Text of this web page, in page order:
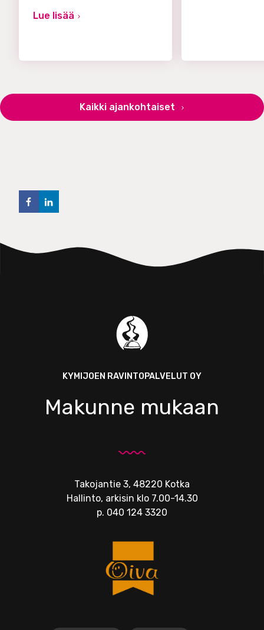
Lue lisää
Kaikki ajankohtaiset
KYMIJOEN RAVINTOPALVELUT OY
Makunne mukaan
Takojantie 3, 48220 Kotka
Hallinto, arkisin klo 7.00-14.30
p. 040 124 3320